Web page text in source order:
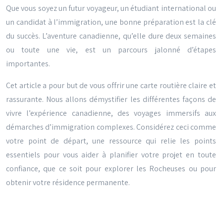
Que vous soyez un futur voyageur, un étudiant international ou
un candidat à l’immigration, une bonne préparation est la clé
du succès. L’aventure canadienne, qu’elle dure deux semaines
ou toute une vie, est un parcours jalonné d’étapes
importantes.
Cet article a pour but de vous offrir une carte routière claire et
rassurante. Nous allons démystifier les différentes façons de
vivre l’expérience canadienne, des voyages immersifs aux
démarches d’immigration complexes. Considérez ceci comme
votre point de départ, une ressource qui relie les points
essentiels pour vous aider à planifier votre projet en toute
confiance, que ce soit pour explorer les Rocheuses ou pour
obtenir votre résidence permanente.